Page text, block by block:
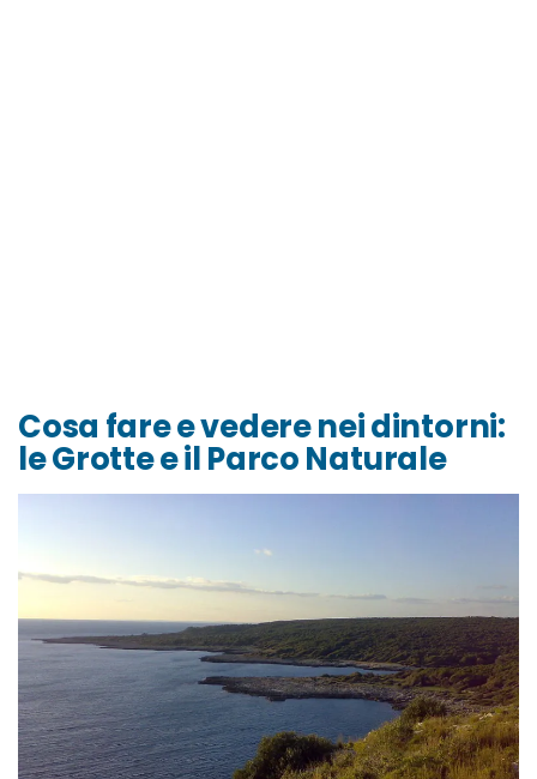
Cosa fare e vedere nei dintorni:
le Grotte e il Parco Naturale